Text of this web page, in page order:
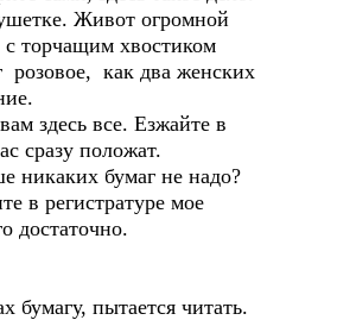
Живот огромной
торчащим хвостиком
розовое, как два женских
здесь все. Езжайте в
сразу положат.
бумаг не надо?
в регистратуре мое
достаточно.
бумагу, пытается читать.